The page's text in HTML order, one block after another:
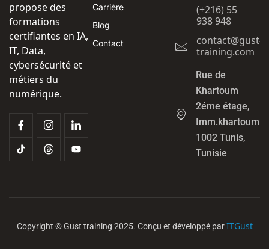
propose des
formations
certifiantes en IA,
IT, Data,
cybersécurité et
métiers du
numérique.
Carrière
Blog
Contact
(+216) 55
938 948
contact@gust-
training.com
Rue de
Khartoum
2éme étage,
Imm.khartoum
1002 Tunis,
Tunisie
Copyright © Gust training 2025. Conçu et développé parITGust